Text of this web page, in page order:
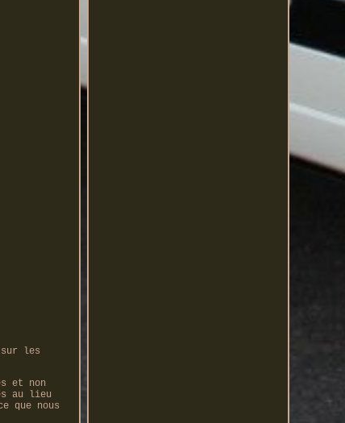
sur les
et non
au lieu
que nous